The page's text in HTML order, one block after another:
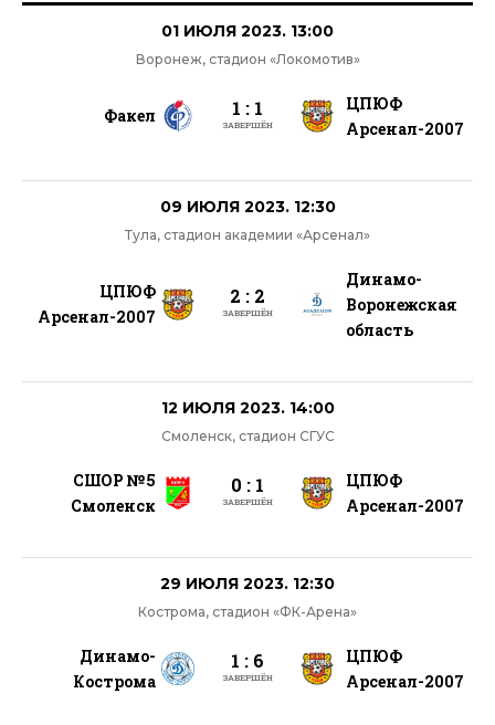
01 ИЮЛЯ 2023. 13:00
Воронеж, стадион «Локомотив»
Факел 1 : 1
ЗАВЕРШЁН
ЦПЮФ
Арсенал-2007
09 ИЮЛЯ 2023. 12:30
Тула, стадион академии «Арсенал»
ЦПЮФ
Арсенал-2007
2 : 2
ЗАВЕРШЁН
Динамо-
Воронежская
область
12 ИЮЛЯ 2023. 14:00
Смоленск, стадион СГУС
СШОР №5
Смоленск
0 : 1
ЗАВЕРШЁН
ЦПЮФ
Арсенал-2007
29 ИЮЛЯ 2023. 12:30
Кострома, стадион «ФК-Арена»
Динамо-
Кострома
1 : 6
ЗАВЕРШЁН
ЦПЮФ
Арсенал-2007